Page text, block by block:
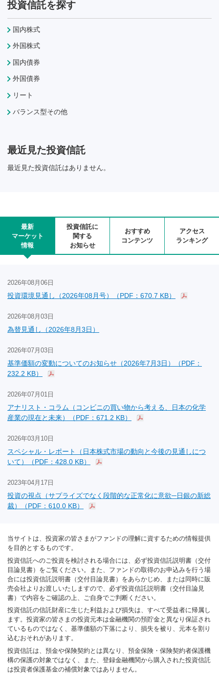
投資信託を探す
国内株式
外国株式
国内債券
外国債券
リート
バランス型その他
最近見た投資信託
最近見た投資信託はありません。
最新
マーケット
情報
投資信託に
関する
お知らせ
おすすめ
コンテンツ
アクセス
ランキング
2026年08月06日
投資環境見通し（2026年08月号）（PDF：670.7 KB）
2026年08月03日
為替見通し（2026年8月3日）
2026年07月03日
基準価額の変動についてのお知らせ（2026年7月3日）（PDF：
232.2 KB）
2026年07月01日
アナリスト・コラム（コンビニの買い物から考える、日本の化学
産業の現在と未来）（PDF：671.2 KB）
2026年03月10日
スペシャル・レポート（日本株式市場の動向と今後の見通しにつ
いて）（PDF：428.0 KB）
2023年04月17日
投資の視点（サプライズでなく段階的な正常化に意欲─日銀の新総
裁）（PDF：610.0 KB）
当サイトは、投資家の皆さまがファンドの理解に資するための情報提供
を目的とするものです。
投資信託へのご投資を検討される場合には、必ず投資信託説明書（交付
目論見書）をご覧ください。また、ファンドの取得のお申込みを行う場
合には投資信託説明書（交付目論見書）をあらかじめ、または同時に販
売会社よりお渡しいたしますので、必ず投資信託説明書（交付目論見
書）で内容をご確認の上、ご自身でご判断ください。
投資信託の信託財産に生じた利益および損失は、すべて受益者に帰属し
ます。投資家の皆さまの投資元本は金融機関の預貯金と異なり保証され
ているものではなく、基準価額の下落により、損失を被り、元本を割り
込むおそれがあります。
投資信託は、預金や保険契約とは異なり、預金保険・保険契約者保護機
構の保護の対象ではなく、また、登録金融機関から購入された投資信託
は投資者保護基金の補償対象ではありません。